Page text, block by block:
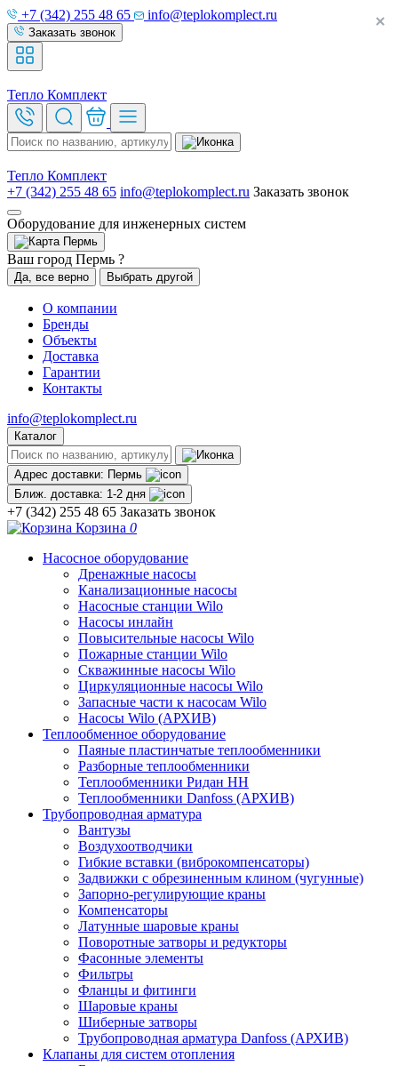
+7 (342) 255 48 65 info@teplokomplect.ru
Заказать звонок
Тепло Комплект
Тепло Комплект
+7 (342) 255 48 65 info@teplokomplect.ru Заказать звонок
Оборудование для инженерных систем
Пермь
Ваш город Пермь ?
Да, все верно Выбрать другой
О компании
Бренды
Объекты
Доставка
Гарантии
Контакты
info@teplokomplect.ru
Каталог
Адрес доставки: Пермь
Ближ. доставка: 1-2 дня
+7 (342) 255 48 65 Заказать звонок
Корзина 0
Насосное оборудование
Дренажные насосы
Канализационные насосы
Насосные станции Wilo
Насосы инлайн
Повысительные насосы Wilo
Пожарные станции Wilo
Скважинные насосы Wilo
Циркуляционные насосы Wilo
Запасные части к насосам Wilo
Насосы Wilo (АРХИВ)
Теплообменное оборудование
Паяные пластинчатые теплообменники
Разборные теплообменники
Теплообменники Ридан НН
Теплообменники Danfoss (АРХИВ)
Трубопроводная арматура
Вантузы
Воздухоотводчики
Гибкие вставки (виброкомпенсаторы)
Задвижки с обрезиненным клином (чугунные)
Запорно-регулирующие краны
Компенсаторы
Латунные шаровые краны
Поворотные затворы и редукторы
Фасонные элементы
Фильтры
Фланцы и фитинги
Шаровые краны
Шиберные затворы
Трубопроводная арматура Danfoss (АРХИВ)
Клапаны для систем отопления